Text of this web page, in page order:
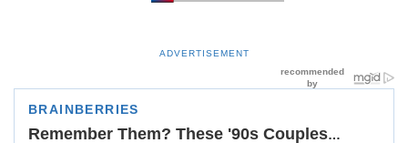
ADVERTISEMENT